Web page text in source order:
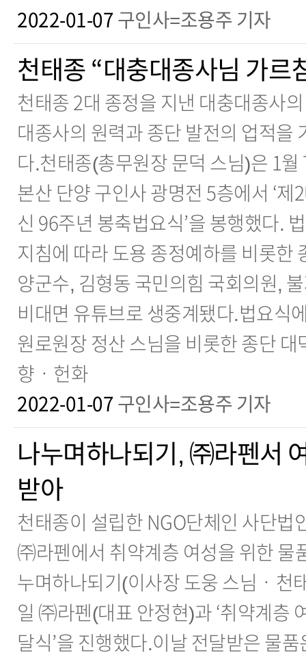
2022-01-07 구인사=조용주 기자
천태종 “대충대종사님 가르
천태종 2대 종정을 지낸 대충대종사
대종사의 원력과 종단 발전의 업적을
다.천태종(총무원장 문덕 스님)은 1월
본산 단양 구인사 광명전 5층에서 ‘제
신 96주년 봉축법요식’을 봉행했다.
지침에 따라 도용 종정예하를 비롯한
양군수, 김형동 국민의힘 국회의원,
비대면 유튜브로 생중계됐다.법요식
원로원장 정산 스님을 비롯한 종단 대
향ㆍ헌화
2022-01-07 구인사=조용주 기자
나누며하나되기, ㈜라펜서
받아
천태종이 설립한 NGO단체인 사단법
㈜라펜에서 취약계층 여성을 위한 물
누며하나되기(이사장 도웅 스님ㆍ천
일 ㈜라펜(대표 안정현)과 ‘취약계층
달식’을 진행했다.이날 전달받은 물